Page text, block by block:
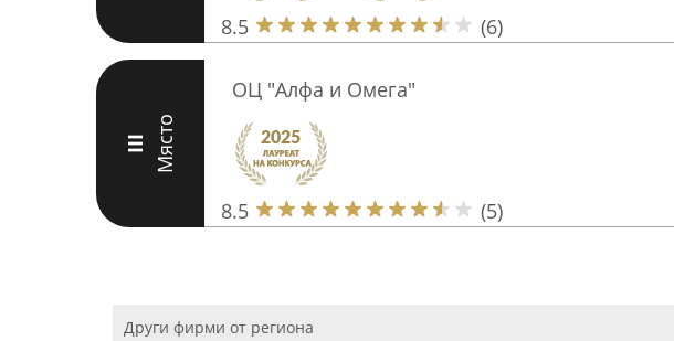
8.5 (6)
III Място
ОЦ "Алфа и Омега"
8.5 (5)
Други фирми от региона